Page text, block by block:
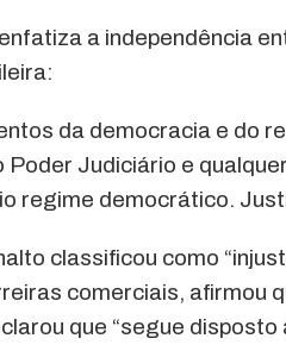
a independência
da democracia e do
Poder Judiciário e
regime democrático.
classificou como
comerciais, afirmou
que “segue